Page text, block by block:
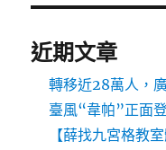
近期文章
轉移近28萬人，
臺風“韋帕”正面
【薛找九宮格教